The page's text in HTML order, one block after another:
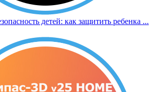
детей: как защитить ребенка ...